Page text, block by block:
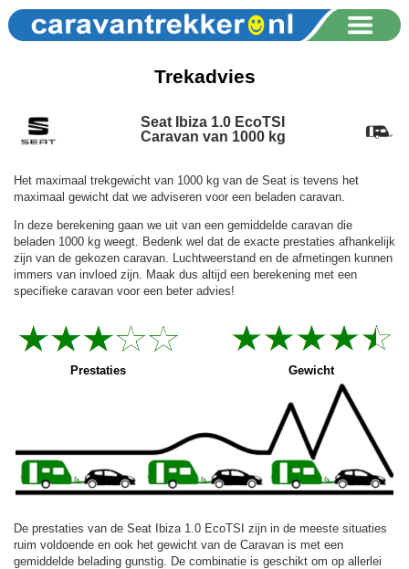
Trekadvies
Seat Ibiza 1.0 EcoTSI
Caravan van 1000 kg
Het maximaal trekgewicht van 1000 kg van de Seat is tevens het
maximaal gewicht dat we adviseren voor een beladen caravan.
In deze berekening gaan we uit van een gemiddelde caravan die
beladen 1000 kg weegt. Bedenk wel dat de exacte prestaties afhankelijk
zijn van de gekozen caravan. Luchtweerstand en de afmetingen kunnen
immers van invloed zijn. Maak dus altijd een berekening met een
specifieke caravan voor een beter advies!
Prestaties Gewicht
De prestaties van de Seat Ibiza 1.0 EcoTSI zijn in de meeste situaties
ruim voldoende en ook het gewicht van de Caravan is met een
gemiddelde belading gunstig. De combinatie is geschikt om op allerlei